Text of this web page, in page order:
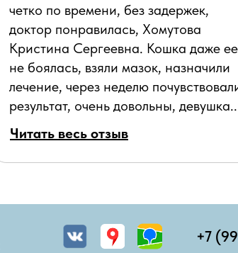
четко по времени, без задержек,
доктор понравилась, Хомутова
Кристина Сергеевна. Кошка даже ее
не боялась, взяли мазок, назначили
лечение, через неделю
результат, очень довольны,
Читать весь отзыв
+7